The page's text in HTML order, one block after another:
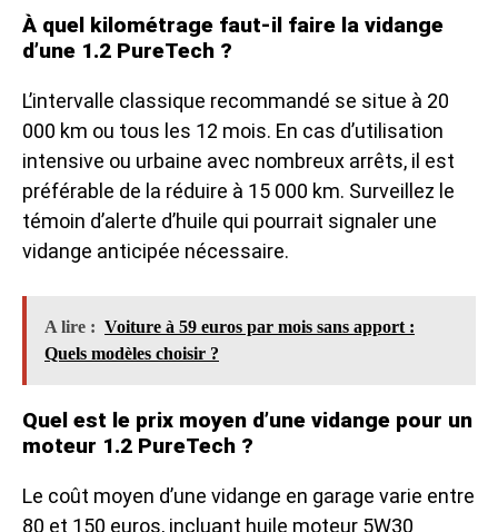
À quel kilométrage faut-il faire la vidange
d’une 1.2 PureTech ?
L’intervalle classique recommandé se situe à 20
000 km ou tous les 12 mois. En cas d’utilisation
intensive ou urbaine avec nombreux arrêts, il est
préférable de la réduire à 15 000 km. Surveillez le
témoin d’alerte d’huile qui pourrait signaler une
vidange anticipée nécessaire.
A lire : Voiture à 59 euros par mois sans apport :
Quels modèles choisir ?
Quel est le prix moyen d’une vidange pour un
moteur 1.2 PureTech ?
Le coût moyen d’une vidange en garage varie entre
80 et 150 euros, incluant huile moteur 5W30